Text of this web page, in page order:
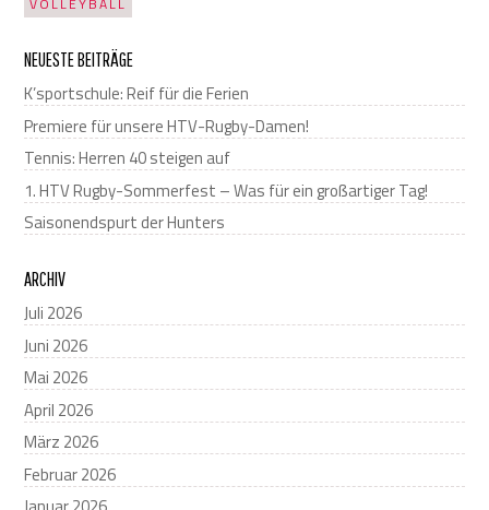
NEUESTE BEITRÄGE
K’sportschule: Reif für die Ferien
Premiere für unsere HTV-Rugby-Damen!
Tennis: Herren 40 steigen auf
1. HTV Rugby-Sommerfest – Was für ein großartiger Tag!
Saisonendspurt der Hunters
ARCHIV
Juli 2026
Juni 2026
Mai 2026
April 2026
März 2026
Februar 2026